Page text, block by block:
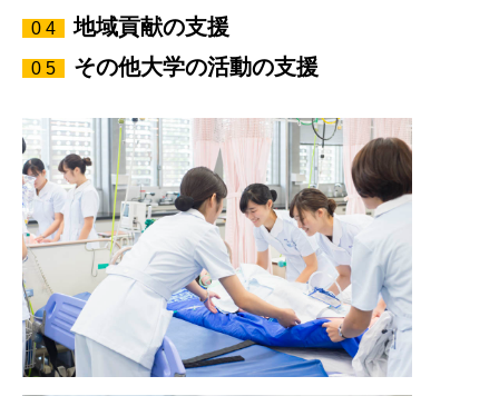
0 4 地域貢献の支援
0 5 その他大学の活動の支援